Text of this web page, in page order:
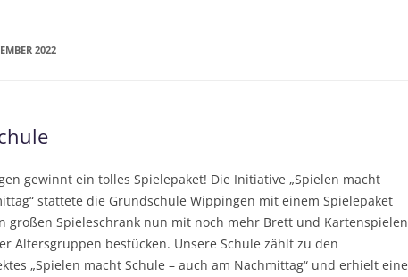
KOLLEGIUM
2022
gewinnt ein tolles Spielepaket! Die Initiative „Spielen macht
stattete die Grundschule Wippingen mit einem Spielepaket
großen Spieleschrank nun mit noch mehr Brett und Kartenspielen
Altersgruppen bestücken. Unsere Schule zählt zu den
„Spielen macht Schule – auch am Nachmittag“ und erhielt eine